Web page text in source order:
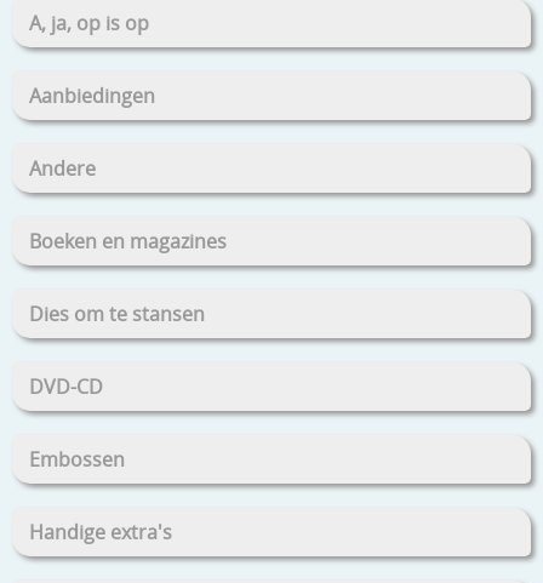
A, ja, op is op
Aanbiedingen
Andere
Boeken en magazines
Dies om te stansen
DVD-CD
Embossen
Handige extra's